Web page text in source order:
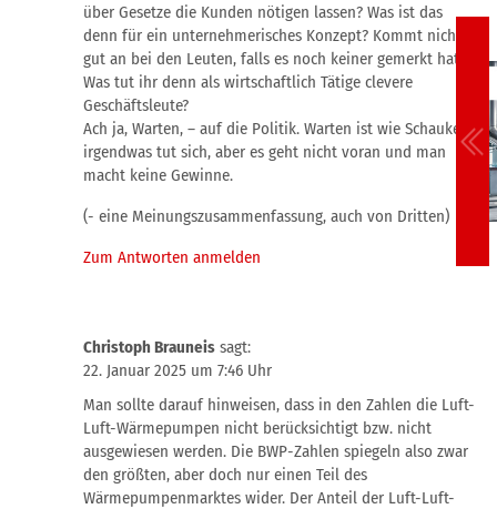
über Gesetze die Kunden nötigen lassen? Was ist das
denn für ein unternehmerisches Konzept? Kommt nicht
gut an bei den Leuten, falls es noch keiner gemerkt hat.
Was tut ihr denn als wirtschaftlich Tätige clevere
Geschäftsleute?
Ach ja, Warten, – auf die Politik. Warten ist wie Schaukeln,
irgendwas tut sich, aber es geht nicht voran und man
macht keine Gewinne.
(- eine Meinungszusammenfassung, auch von Dritten)
Zum Antworten anmelden
Christoph Brauneis sagt:
22. Januar 2025 um 7:46 Uhr
Man sollte darauf hinweisen, dass in den Zahlen die Luft-
Luft-Wärmepumpen nicht berücksichtigt bzw. nicht
ausgewiesen werden. Die BWP-Zahlen spiegeln also zwar
den größten, aber doch nur einen Teil des
Wärmepumpenmarktes wider. Der Anteil der Luft-Luft-